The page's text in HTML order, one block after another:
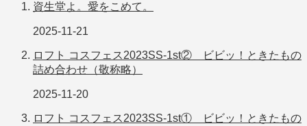
資生堂よ。愛をこめて。
2025-11-21
ロフト コスフェス2023SS-1st② ビビッ！ときたもの
詰め合わせ（敬称略）
2025-11-20
ロフト コスフェス2023SS-1st① ビビッ！ときたもの